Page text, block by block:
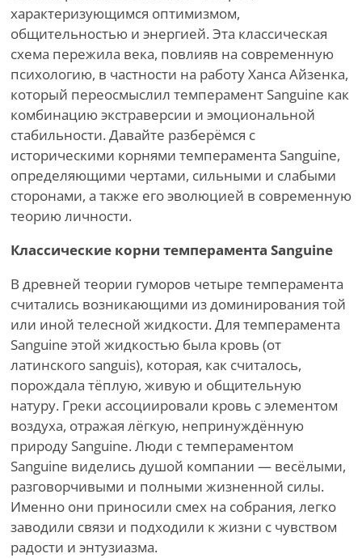
характеризующимся оптимизмом,
общительностью и энергией. Эта классическая
схема пережила века, повлияв на современную
психологию, в частности на работу Ханса Айзенка,
который переосмыслил темперамент Sanguine как
комбинацию экстраверсии и эмоциональной
стабильности. Давайте разберёмся с
историческими корнями темперамента Sanguine,
определяющими чертами, сильными и слабыми
сторонами, а также его эволюцией в современную
теорию личности.
Классические корни темперамента Sanguine
В древней теории гуморов четыре темперамента
считались возникающими из доминирования той
или иной телесной жидкости. Для темперамента
Sanguine этой жидкостью была кровь (от
латинского sanguis), которая, как считалось,
порождала тёплую, живую и общительную
натуру. Греки ассоциировали кровь с элементом
воздуха, отражая лёгкую, непринуждённую
природу Sanguine. Люди с темпераментом
Sanguine виделись душой компании — весёлыми,
разговорчивыми и полными жизненной силы.
Именно они приносили смех на собрания, легко
заводили связи и подходили к жизни с чувством
радости и энтузиазма.